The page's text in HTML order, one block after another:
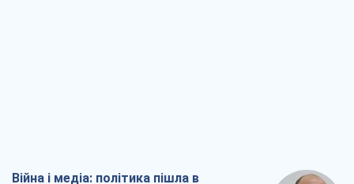
Війна і медіа: політика пішла в